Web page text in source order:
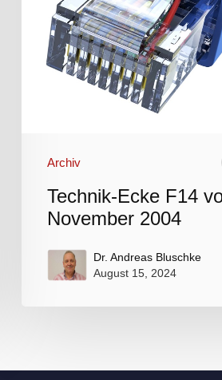
Archiv
Technik-Ecke F14
November 2004
Dr. Andreas Bluschke
August 15, 2024